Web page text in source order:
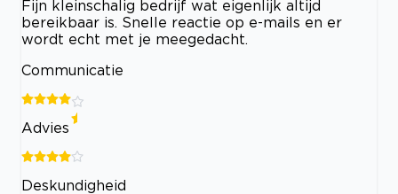
Fijn kleinschalig bedrijf wat eigenlijk altijd
bereikbaar is. Snelle reactie op e-mails en er
wordt echt met je meegedacht.
Communicatie
Advies
Deskundigheid